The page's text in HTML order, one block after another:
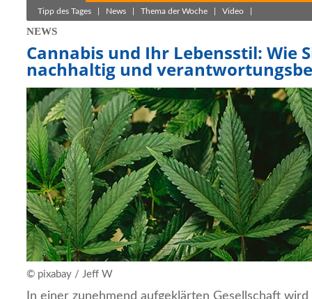
Tipp des Tages News Thema der Woche Video
NEWS
Cannabis und Ihr Lebensstil: Wie
nachhaltig und
© pixabay / Jeff W
In einer zunehmend aufgeklärten Gesellschaft wird